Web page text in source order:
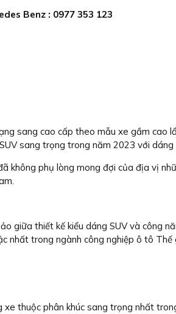
Benz : 0977 353 123
sang cao cấp theo mẫu xe gầm
sang trọng trong năm 2023 với
không phụ lòng mong đợi của địa vị
giữa thiết kế kiểu dáng SUV và công
nhất trong ngành công nghiệp ô tô Thế
thuộc phân khúc sang trọng nhất